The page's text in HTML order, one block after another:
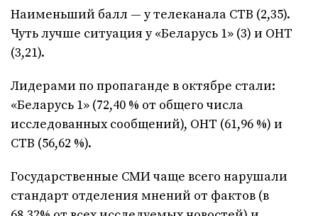
Наименьший балл — у телеканала СТВ (2,35).
Чуть лучше ситуация у «Беларусь 1» (3) и ОНТ
(3,21).
Лидерами по пропаганде в октябре стали:
«Беларусь 1» (72,40 % от общего числа
исследованных сообщений), ОНТ (61,96 %) и
СТВ (56,62 %).
Государственные СМИ чаще всего нарушали
стандарт отделения мнений от фактов (в